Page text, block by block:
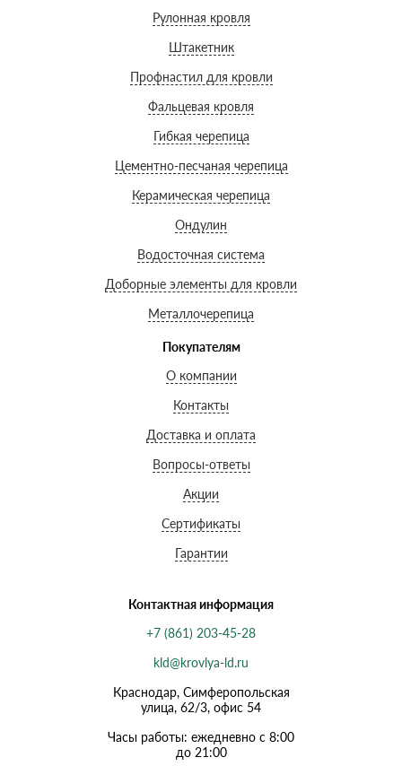
Рулонная кровля
Штакетник
Профнастил для кровли
Фальцевая кровля
Гибкая черепица
Цементно-песчаная черепица
Керамическая черепица
Ондулин
Водосточная система
Доборные элементы для кровли
Металлочерепица
Покупателям
О компании
Контакты
Доставка и оплата
Вопросы-ответы
Акции
Сертификаты
Гарантии
Контактная информация
+7 (861) 203-45-28
kld@krovlya-ld.ru
Краснодар, Симферопольская
улица, 62/3, офис 54
Часы работы: ежедневно с 8:00
до 21:00